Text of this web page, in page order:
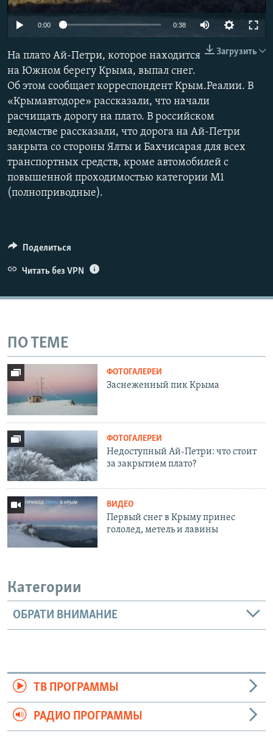
ELIFBE
УКРАИНСКАЯ ПРОБЛЕМА КРЫМА
Все сайты RFE/RL
0:00 0:38
Загрузить
На плато Ай-Петри, которое находится
на Южном берегу Крыма, выпал снег.
Об этом сообщает корреспондент Крым.Реалии. В
«Крымавтодоре» рассказали, что начали
расчищать дорогу на плато. В российском
ведомстве рассказали, что дорога на Ай-Петри
закрыта со стороны Ялты и Бахчисарая для всех
транспортных средств, кроме автомобилей с
повышенной проходимостью категории М1
(полноприводные).
Поделиться
Читать без VPN
ПО ТЕМЕ
ФОТОГАЛЕРЕИ
Заснеженный пик Крыма
ФОТОГАЛЕРЕИ
Недоступный Ай-Петри: что стоит
за закрытием плато?
ВИДЕО
Первый снег в Крыму принес
гололед, метель и лавины
Категории
ОБРАТИ ВНИМАНИЕ
ТВ ПРОГРАММЫ
РАДИО ПРОГРАММЫ